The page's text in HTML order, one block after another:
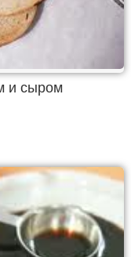
и сыром